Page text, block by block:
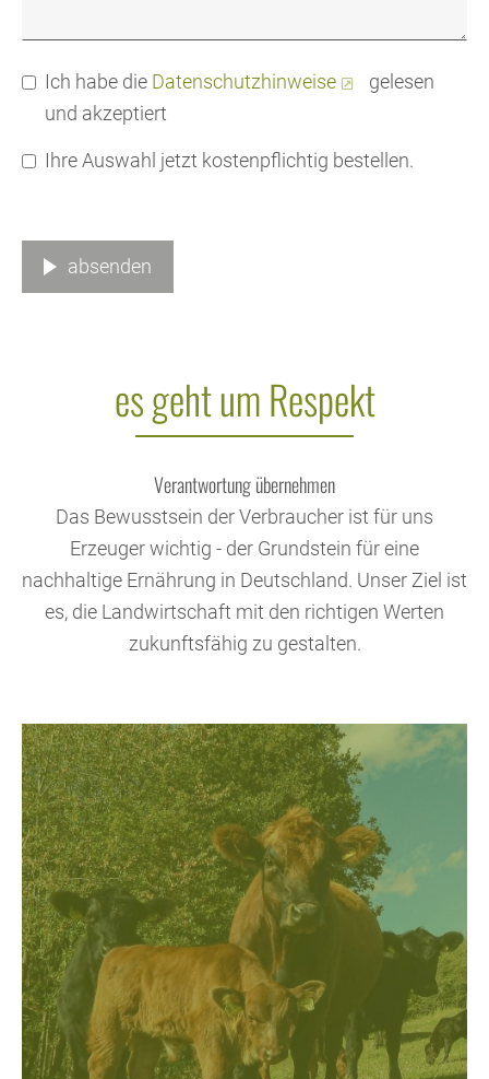
Ich habe die Datenschutzhinweise
gelesen
und akzeptiert
Ihre Auswahl jetzt kostenpflichtig bestellen.
absenden
es geht um Respekt
Verantwortung übernehmen
Das Bewusstsein der Verbraucher ist für uns
Erzeuger wichtig - der Grundstein für eine
nachhaltige Ernährung in Deutschland. Unser Ziel ist
es, die Landwirtschaft mit den richtigen Werten
zukunftsfähig zu gestalten.